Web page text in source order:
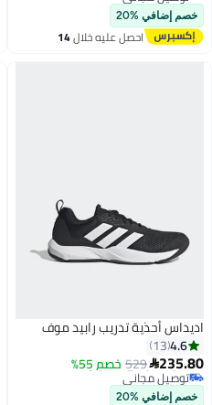
توصيل مجاني
خصم إضافي %20
احصل عليه خلال14
اديداس أحذية تدريب رابيد موف
4.6
13
235.80
529 خصم 55% أقل سعر في 30 يوم
توصيل مجاني
أقل سعر في 30 يوم
خصم إضافي %20